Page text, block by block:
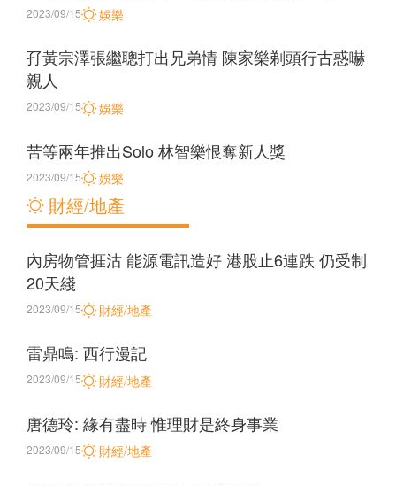
娛樂
2023/09/15
孖黃宗澤張繼聰打出兄弟情 陳家樂剃頭行古惑嚇
親人
娛樂
2023/09/15
苦等兩年推出Solo 林智樂恨奪新人獎
娛樂
2023/09/15
財經/地產
內房物管捱沽 能源電訊造好 港股止6連跌 仍受制
20天綫
財經/地產
2023/09/15
雷鼎鳴: 西行漫記
財經/地產
2023/09/15
唐德玲: 緣有盡時 惟理財是終身事業
財經/地產
2023/09/15